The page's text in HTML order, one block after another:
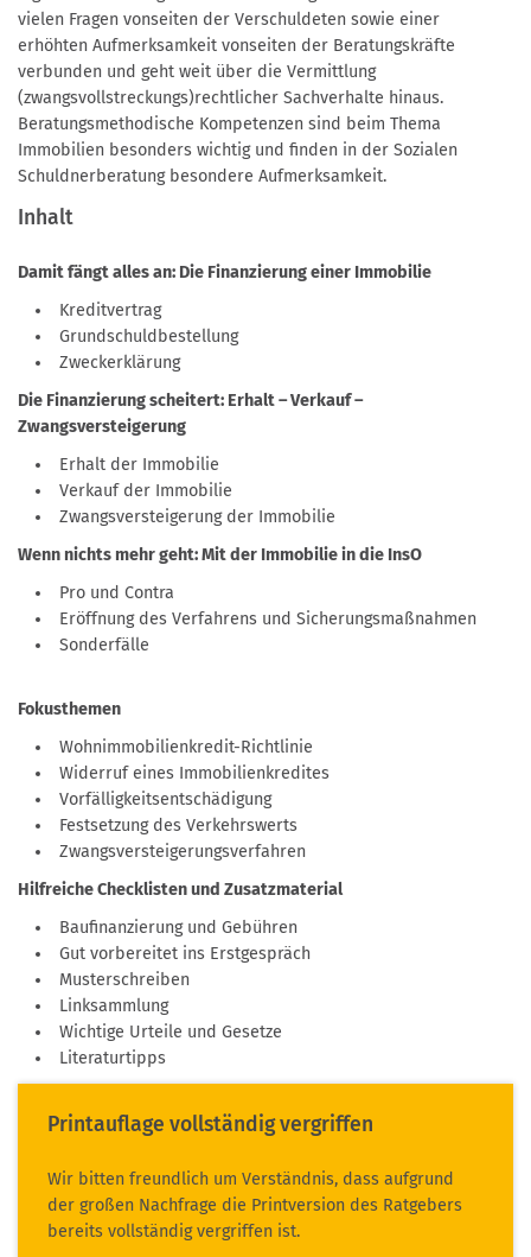
vielen Fragen vonseiten der Verschuldeten sowie einer
erhöhten Aufmerksamkeit vonseiten der Beratungskräfte
verbunden und geht weit über die Vermittlung
(zwangsvollstreckungs)rechtlicher Sachverhalte hinaus.
Beratungsmethodische Kompetenzen sind beim Thema
Immobilien besonders wichtig und finden in der Sozialen
Schuldnerberatung besondere Aufmerksamkeit.
Inhalt
Damit fängt alles an: Die Finanzierung einer Immobilie
Kreditvertrag
Grundschuldbestellung
Zweckerklärung
Die Finanzierung scheitert: Erhalt – Verkauf –
Zwangsversteigerung
Erhalt der Immobilie
Verkauf der Immobilie
Zwangsversteigerung der Immobilie
Wenn nichts mehr geht: Mit der Immobilie in die InsO
Pro und Contra
Eröffnung des Verfahrens und Sicherungsmaßnahmen
Sonderfälle
Fokusthemen
Wohnimmobilienkredit-Richtlinie
Widerruf eines Immobilienkredites
Vorfälligkeitsentschädigung
Festsetzung des Verkehrswerts
Zwangsversteigerungsverfahren
Hilfreiche Checklisten und Zusatzmaterial
Baufinanzierung und Gebühren
Gut vorbereitet ins Erstgespräch
Musterschreiben
Linksammlung
Wichtige Urteile und Gesetze
Literaturtipps
Printauflage vollständig vergriffen
Wir bitten freundlich um Verständnis, dass aufgrund
der großen Nachfrage die Printversion des Ratgebers
bereits vollständig vergriffen ist.